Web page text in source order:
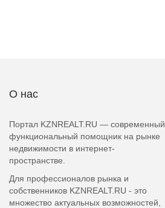
О нас
Портал KZNREALT.RU — современный
функциональный помощник на рынке
недвижимости в интернет-
пространстве.
Для профессионалов рынка и
собственников KZNREALT.RU - это
множество актуальных возможностей,